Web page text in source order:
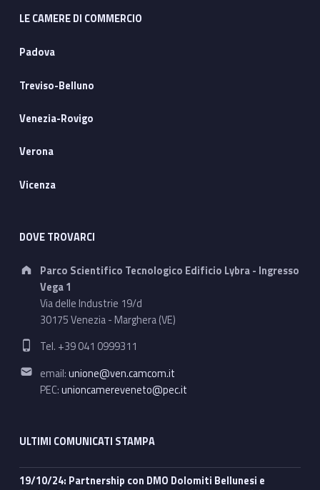
LE CAMERE DI COMMERCIO
Padova
Treviso-Belluno
Venezia-Rovigo
Verona
Vicenza
DOVE TROVARCI
Address:
Parco Scientifico Tecnologico Edificio Lybra - Ingresso
Vega 1
Via delle Industrie 19/d
30175 Venezia - Marghera (VE)
Phone number:
Tel. +39 041 0999311
Email address:
email:unione@ven.camcom.it
PEC:unioncamereveneto@pec.it
ULTIMI COMUNICATI STAMPA
19/10/24: Partnership con DMO Dolomiti Bellunesi e